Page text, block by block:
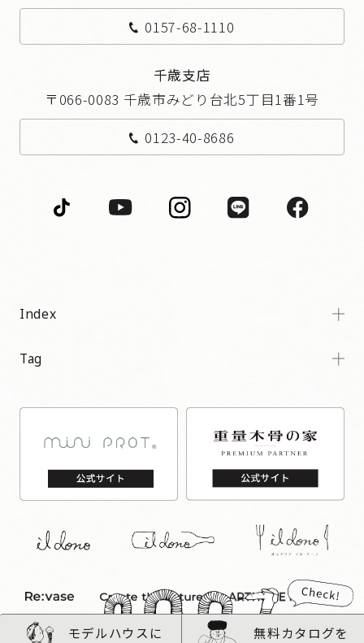
0157-68-1110
千歳支店
〒066-0083 千歳市みどり台北5丁目1番1号
0123-40-8686
Index
Tag
モデルハウスに
無料カタログを